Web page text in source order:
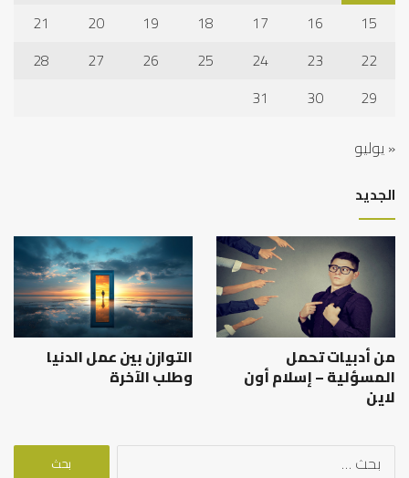
15
16
17
18
19
20
21
22
23
24
25
26
27
28
29
30
31
« يوليو
الجديد
من أدبيات تحمل
المسؤلية – إسلام أون
لاين
التوازن بين عمل الدنيا
وطلب الآخرة
البحث